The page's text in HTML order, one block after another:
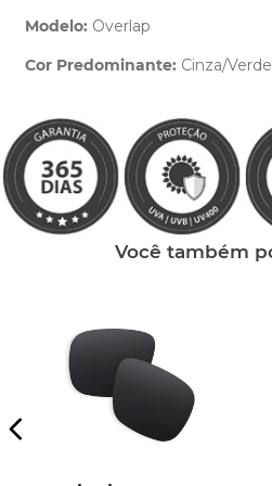
Modelo: Overlap
Cor Predominante: Cinza/Verde
Você também